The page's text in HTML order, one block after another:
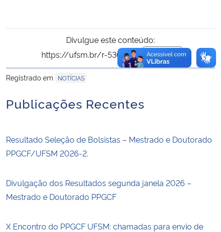
Divulgue este conteúdo:
https://ufsm.br/r-530-600
Copiar
para área de
Registrado em
NOTÍCIAS
Publicações Recentes
Resultado Seleção de Bolsistas – Mestrado e Doutorado
PPGCF/UFSM 2026-2.
Divulgação dos Resultados segunda janela 2026 –
Mestrado e Doutorado PPGCF
X Encontro do PPGCF UFSM: chamadas para envio de